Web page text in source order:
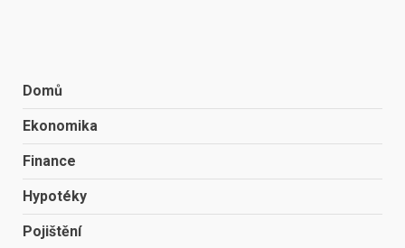
Domů
Ekonomika
Finance
Hypotéky
Pojištění